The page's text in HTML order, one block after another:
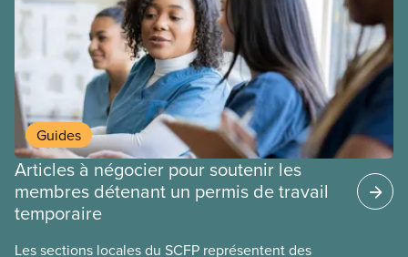
Guides
Articles à négocier pour soutenir les
membres détenant un permis de travail
temporaire
Les sections locales du SCFP représentent des